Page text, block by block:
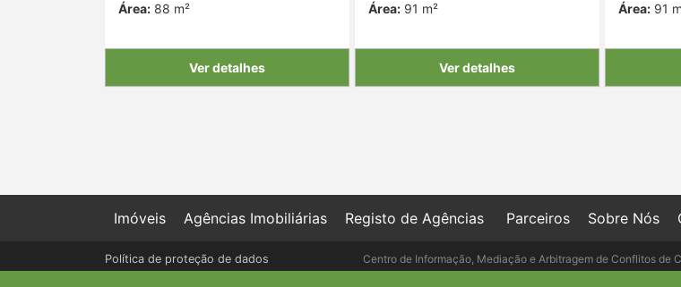
Área: 88 m²
Ver detalhes
Área: 91 m²
Ver detalhes
Área: 91
Imóveis Agências Imobiliárias Registo de Agências Parceiros Sobre Nós
Política de proteção de dados
Centro de Informação, Mediação e Arbitragem de Conflitos de
- Telefone: